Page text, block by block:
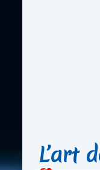
L’art